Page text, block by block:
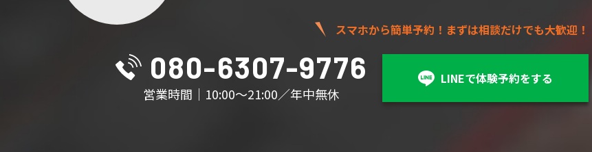
スマホから簡単予約！まずは相談だけでも大歓迎！
080-6307-9776
営業時間｜10:00～21:00／年中無休
LINEで体験予約をする